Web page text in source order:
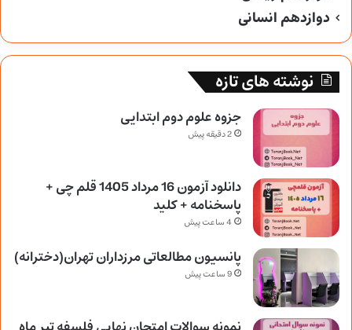
دوازدهم انسانی
نوشته های تازه
جزوه علوم دوم ابتدایی
2 دقیقه پیش
دانلود آزمون 16 مرداد 1405 قلم چی +
پاسخنامه + کلید
4 ساعت پیش
پانسیون مطالعاتی مرزداران تهران(دخترانه)
9 ساعت پیش